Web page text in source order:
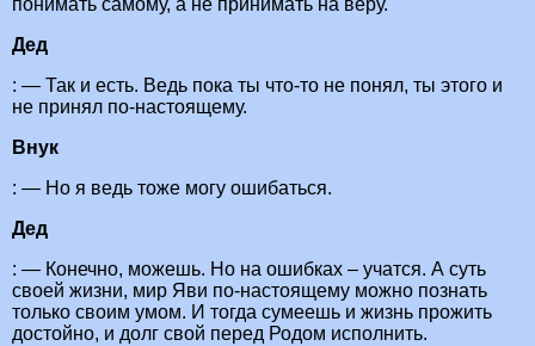
понимать самому, а не принимать на веру.
Дед
: — Так и есть. Ведь пока ты что-то не понял, ты этого и
не принял по-настоящему.
Внук
: — Но я ведь тоже могу ошибаться.
Дед
: — Конечно, можешь. Но на ошибках – учатся. А суть
своей жизни, мир Яви по-настоящему можно познать
только своим умом. И тогда сумеешь и жизнь прожить
достойно, и долг свой перед Родом исполнить.